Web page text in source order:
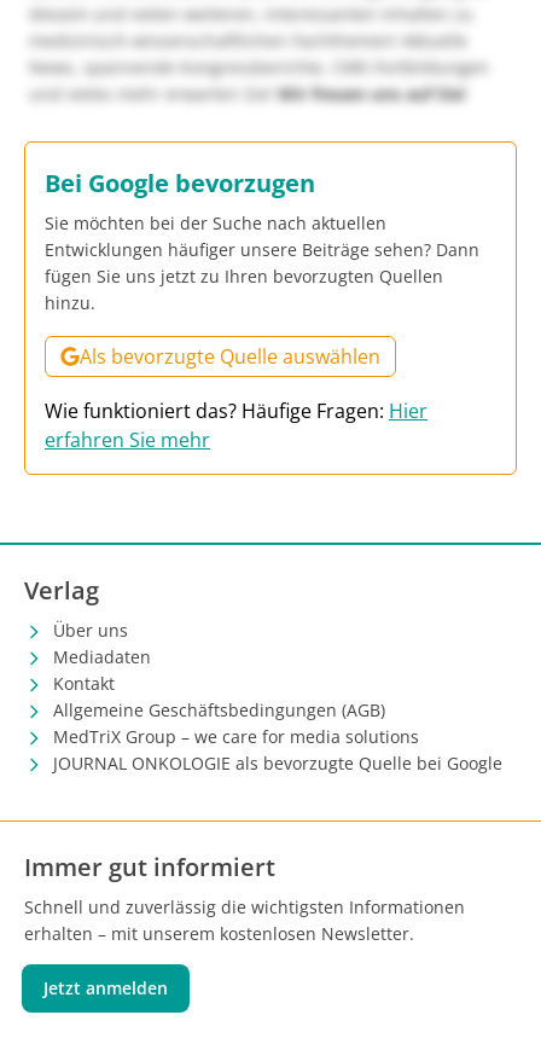
diesem und vielen weiteren, interessanten Inhalten zu
medizinisch-wissenschaftlichen Fachthemen! Aktuelle
News, spannende Kongressberichte, CME-Fortbildungen
und vieles mehr erwarten Sie!Wir freuen uns auf Sie!
Bei Google bevorzugen
Sie möchten bei der Suche nach aktuellen
Entwicklungen häufiger unsere Beiträge sehen? Dann
fügen Sie uns jetzt zu Ihren bevorzugten Quellen
hinzu.
Als bevorzugte Quelle auswählen
Wie funktioniert das? Häufige Fragen: Hier
erfahren Sie mehr
Verlag
Über uns
Mediadaten
Kontakt
Allgemeine Geschäftsbedingungen (AGB)
MedTriX Group – we care for media solutions
JOURNAL ONKOLOGIE als bevorzugte Quelle bei Google
Immer gut informiert
Schnell und zuverlässig die wichtigsten Informationen
erhalten – mit unserem kostenlosen Newsletter.
Jetzt anmelden